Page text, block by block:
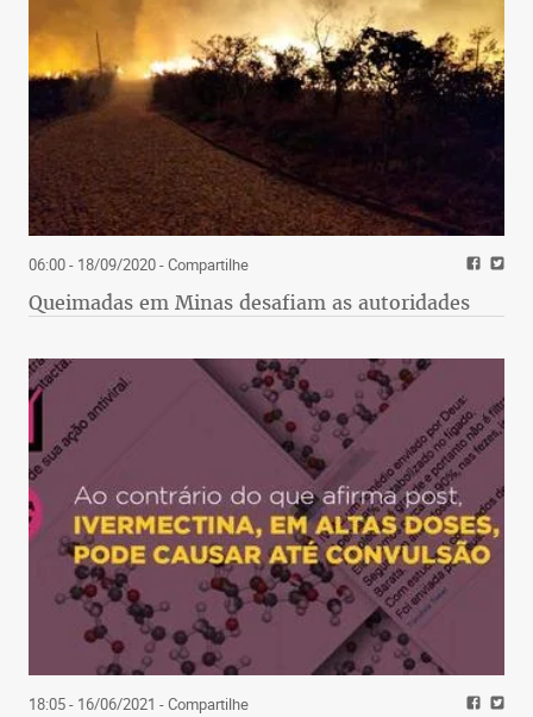
06:00 - 18/09/2020- Compartilhe
Queimadas em Minas desafiam as autoridades
18:05 - 16/06/2021 - Compartilhe